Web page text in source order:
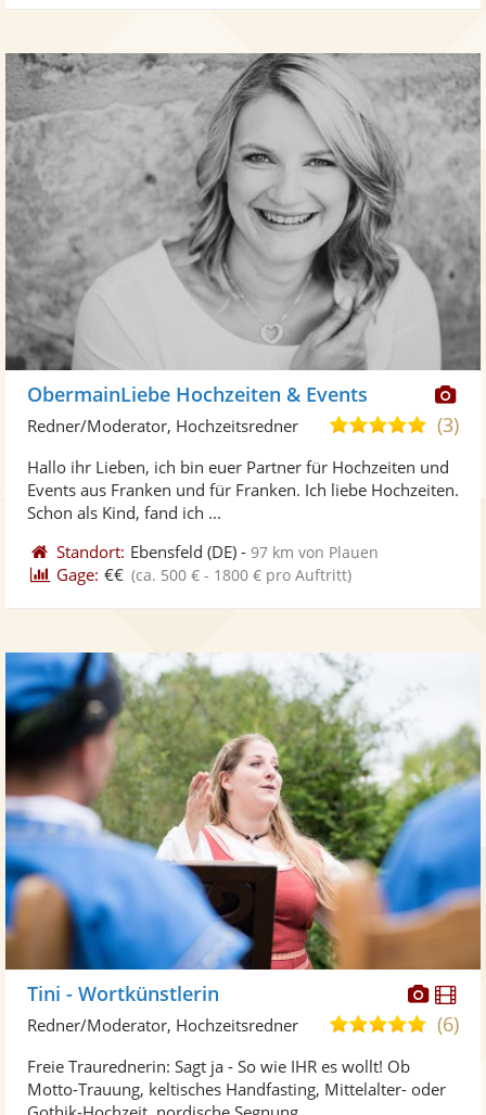
ObermainLiebe Hochzeiten & Events
5,0
5
(3)
Redner/Moderator, Hochzeitsredner
Hallo ihr Lieben, ich bin euer Partner für Hochzeiten und
Events aus Franken und für Franken. Ich liebe Hochzeiten.
Schon als Kind, fand ich ...
Standort: Ebensfeld (DE) -97 km von Plauen
Gage: €€ (ca. 500 € - 1800 € pro Auftritt)
Tini - Wortkünstlerin
5,0
5
(6)
Redner/Moderator, Hochzeitsredner
Freie Traurednerin: Sagt ja - So wie IHR es wollt! Ob
Motto-Trauung, keltisches Handfasting, Mittelalter- oder